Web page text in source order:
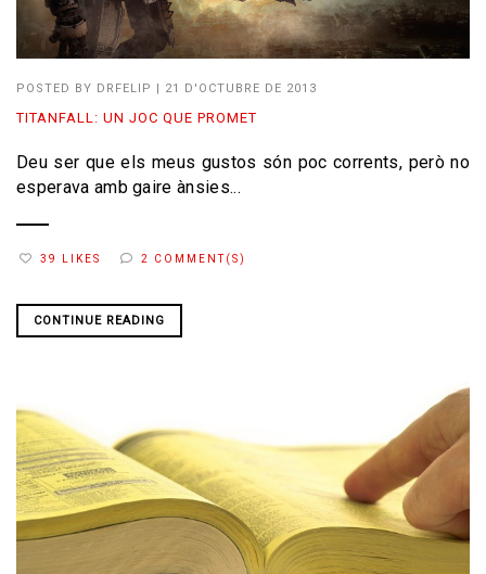
POSTED BY DRFELIP 21 D'OCTUBRE DE 2013
TITANFALL: UN JOC QUE PROMET
Deu ser que els meus gustos són poc corrents, però no
esperava amb gaire ànsies...
39 LIKES 2 COMMENT(S)
CONTINUE READING